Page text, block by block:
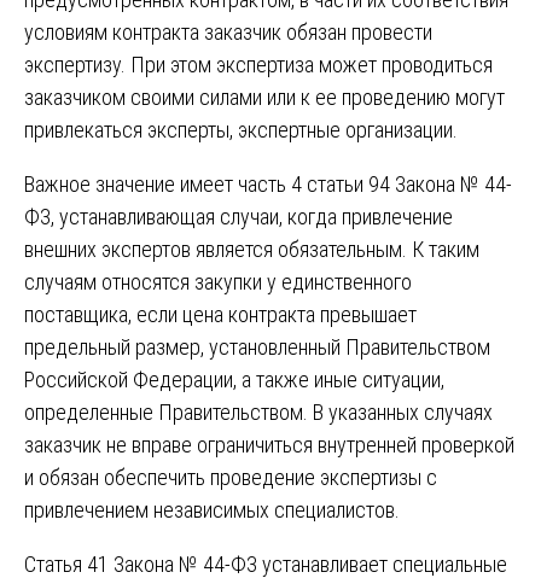
условиям контракта заказчик обязан провести
экспертизу. При этом экспертиза может проводиться
заказчиком своими силами или к ее проведению могут
привлекаться эксперты, экспертные организации.
Важное значение имеет часть 4 статьи 94 Закона № 44-
ФЗ, устанавливающая случаи, когда привлечение
внешних экспертов является обязательным. К таким
случаям относятся закупки у единственного
поставщика, если цена контракта превышает
предельный размер, установленный Правительством
Российской Федерации, а также иные ситуации,
определенные Правительством. В указанных случаях
заказчик не вправе ограничиться внутренней проверкой
и обязан обеспечить проведение экспертизы с
привлечением независимых специалистов.
Статья 41 Закона № 44-ФЗ устанавливает специальные